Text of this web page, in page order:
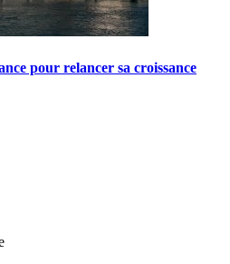
pour relancer sa croissance